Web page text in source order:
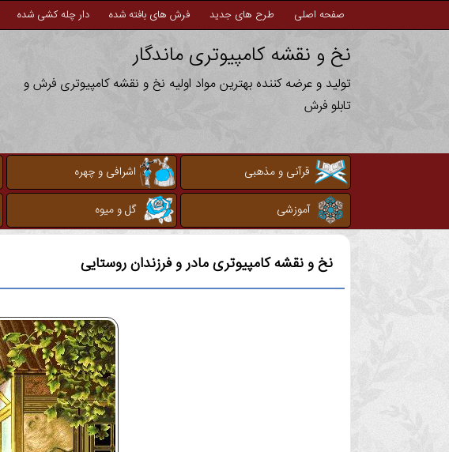
صفحه اصلی طرح های جدید فرش های بافته شده دار چله کشی شده
نخ و نقشه کامپیوتری ماندگار
تولید و عرضه کننده بهترین مواد اولیه نخ و نقشه کامپیوتری فرش و
تابلو فرش
قرآنی و مذهبی اشرافی و چهره
آموزشی
گل و میوه
نخ و نقشه کامپیوتریمادر و فرزندان روستایی